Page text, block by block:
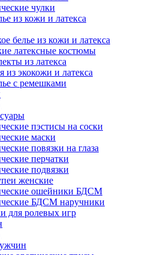
чулки
из кожи и латекса
белье из кожи и латекса
латексные костюмы
из латекса
из экокожи и латекса
с ремешками
пэстисы на соски
маски
повязки на глаза
перчатки
подвязки
женские
ошейники БДСМ
БДСМ наручники
для ролевых игр